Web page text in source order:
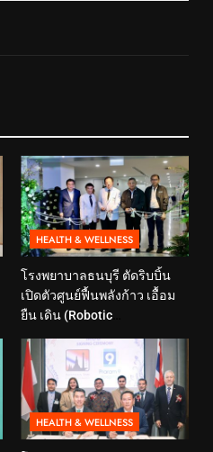
HEALTH & WELLNESS
โรงพยาบาลธนบุรี ตัดริบบิ้น
เปิดตัวศูนย์ฟื้นพลังก้าว เอื้อม
ยืน เดิน (Robotic
เทคโนโลยีสุดล้ำ หุ่นยนต์ฝึก
เดิน มาเพิ่มประสิทธิภาพ
HEALTH & WELLNESS